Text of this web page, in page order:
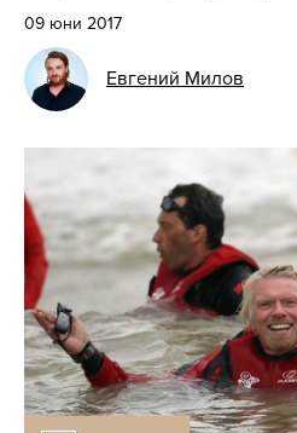
09 юни 2017
Евгений Милов